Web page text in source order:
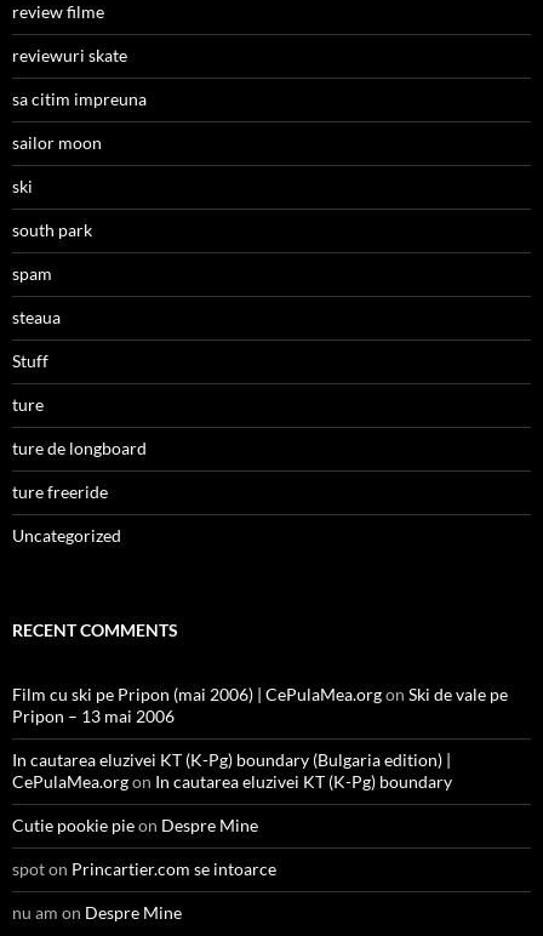
review filme
reviewuri skate
sa citim impreuna
sailor moon
ski
south park
spam
steaua
Stuff
ture
ture de longboard
ture freeride
Uncategorized
RECENT COMMENTS
Film cu ski pe Pripon (mai 2006) | CePulaMea.orgon Ski de vale pe
Pripon – 13 mai 2006
In cautarea eluzivei KT (K-Pg) boundary (Bulgaria edition) |
CePulaMea.orgon In cautarea eluzivei KT (K-Pg) boundary
Cutie pookie pieon Despre Mine
spoton Princartier.com se intoarce
nu am on Despre Mine